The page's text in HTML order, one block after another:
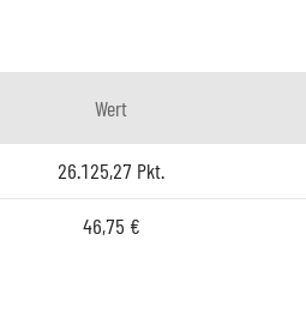
Wert
26.125,27 Pkt.
46,75 €